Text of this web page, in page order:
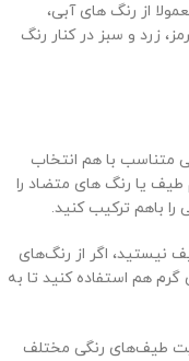
از رنگ های آبی،
زرد و سبز در کنار رنگ
متناسب با هم انتخاب
طیف یا رنگ های متضاد را
باهم ترکیب کنید.
نیستید، اگر از رنگ‌های
هم استفاده کنید تا به
طیف‌های رنگی مختلف